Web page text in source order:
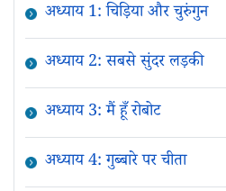
अध्याय 1: चिड़िया और चुरुंगुन
अध्याय 2: सबसे सुंदर लड़की
अध्याय 3: मैं हूँ रोबोट
अध्याय 4: गुब्बारे पर चीता